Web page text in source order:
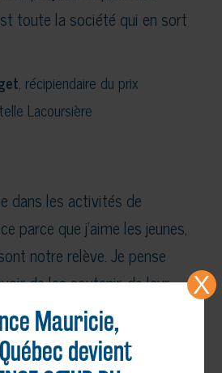
toute la société qui en sort
, récipiendaire du prix
Lacoursière
dans les activités de
parce que j’aime les jeunes,
notre relève. Je pense
de les soutenir, de leur
et notre
Mauricie,
devient
X